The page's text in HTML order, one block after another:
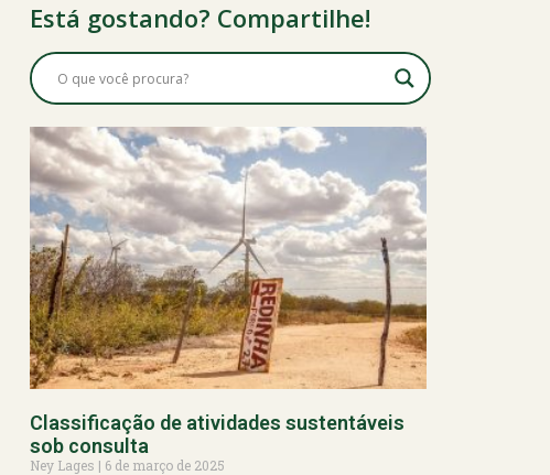
Está gostando? Compartilhe!
Classificação de atividades sustentáveis
sob consulta
Ney Lages
6 de março de 2025